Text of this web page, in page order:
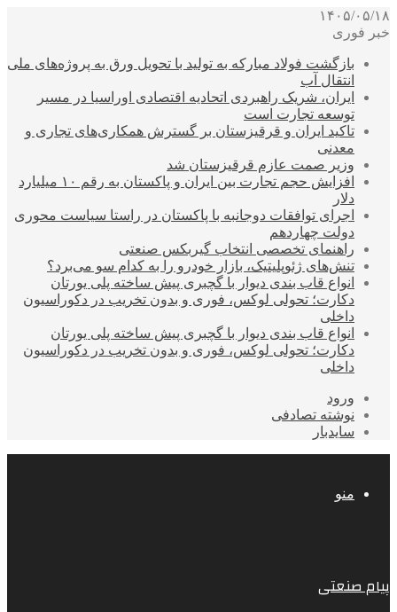
۱۴۰۵/۰۵/۱۸
خبر فوری
بازگشت فولاد مبارکه به تولید با تحویل ورق به پروژه‌های ملی
انتقال آب
ایران، شریک راهبردی اتحادیه اقتصادی اوراسیا در مسیر
توسعه تجارت است
تاکید ایران و قرقیزستان بر گسترش همکاری‌های تجاری و
معدنی
وزیر صمت عازم قرقیزستان شد
افزایش حجم تجارت بین ایران و پاکستان به رقم ۱۰ میلیارد
دلار
اجرای توافقات دوجانبه با پاکستان در راستا سیاست محوری
دولت چهاردهم
راهنمای تخصصی انتخاب گیربکس صنعتی
تنش‌های ژئوپلیتیک، بازار خودرو را به کدام سو می‌برد؟
انواع قاب بندی دیوار با گچبری پیش ساخته پلی یورتان
دکارت؛ تحولی لوکس، فوری و بدون تخریب در دکوراسیون
داخلی
انواع قاب بندی دیوار با گچبری پیش ساخته پلی یورتان
دکارت؛ تحولی لوکس، فوری و بدون تخریب در دکوراسیون
داخلی
ورود
نوشته تصادفی
سایدبار
منو
پیام صنعتی